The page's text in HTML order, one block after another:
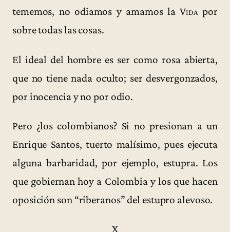
tememos, no odiamos y amamos laVidapor
sobre todas las cosas.
El ideal del hombre es ser como rosa abierta,
que no tiene nada oculto; ser desvergonzados,
por inocencia y no por odio.
Pero ¿los colombianos? Si no presionan a un
Enrique Santos, tuerto malísimo, pues ejecuta
alguna barbaridad, por ejemplo, estupra. Los
que gobiernan hoy a Colombia y los que hacen
oposición son “riberanos” del estupro alevoso.
X